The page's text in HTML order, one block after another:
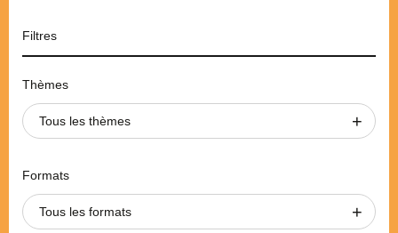
Filtres
Thèmes
Tous les thèmes
Formats
Tous les formats